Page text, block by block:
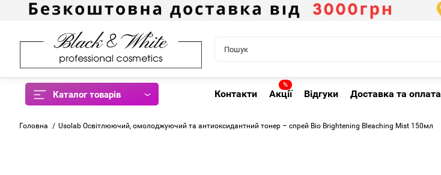
Каталог товарів Контакти
%
Акції Відгуки Доставка та оплата
Головна Usolab Освітлюючий, омолоджуючий та антиоксидантний тонер – спрей Bio Brightening Bleaching Mist 150мл